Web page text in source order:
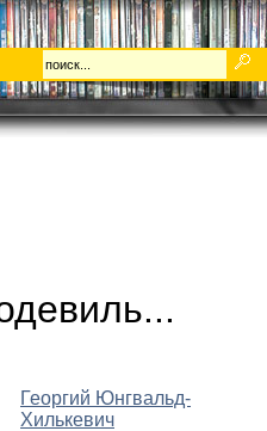
Георгий Юнгвальд-
Хилькевич